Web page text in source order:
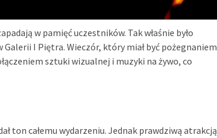
w pamięć uczestników. Tak właśnie było
I Piętra. Wieczór, który miał być pożegnaniem
sztuki wizualnej i muzyki na żywo, co
ton całemu wydarzeniu. Jednak prawdziwą atrakcją